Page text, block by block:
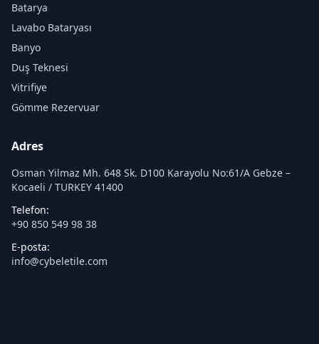
Batarya
Lavabo Bataryası
Banyo
Duş Teknesi
Vitrifiye
Gömme Rezervuar
Adres
Osman Yilmaz Mh. 648 Sk. D100 Karayolu No:61/A Gebze –
Kocaeli / TURKEY 41400
Telefon:
+90 850 549 98 38
E-posta:
info@cybeletile.com